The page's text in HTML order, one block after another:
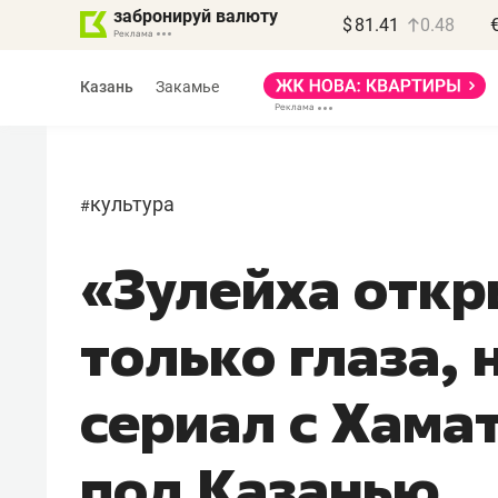
забронируй валюту $ 81.41 0.48
Казань Закамье
#культура
«Зулейха
только глаза,
сериал с
Василь Мазитов
МАРТ
«Не зная местных
правил, бизнес может
потерять минимум